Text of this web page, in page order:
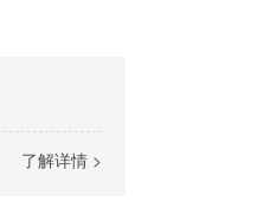
了解详情 >